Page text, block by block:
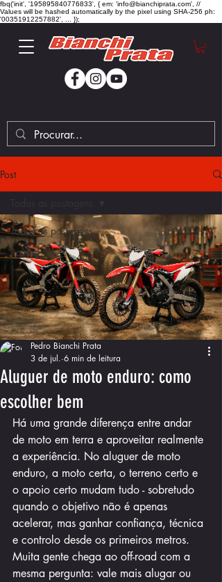
fbq('init', '195895840776833', { em: 'info@bianchiprata.com', //
Values will be hashed automatically by the pixel using SHA-256 ph:
'00351912257882', ... });
Post
Todas as postagens
Racing
Aluguer de moto enduro: como
escolher bem
Pedro Bianchi Prata
3 de jul. 6 min de leitura
Há uma grande diferença entre andar
de moto em terra e aproveitar realmente
a experiência. No aluguer de moto
enduro, a moto certa, o terreno certo e
o apoio certo mudam tudo - sobretudo
quando o objetivo não é apenas
acelerar, mas ganhar confiança, técnica
e controlo desde os primeiros metros.
Muita gente chega ao off-road com a
mesma pergunta: vale mais alugar ou